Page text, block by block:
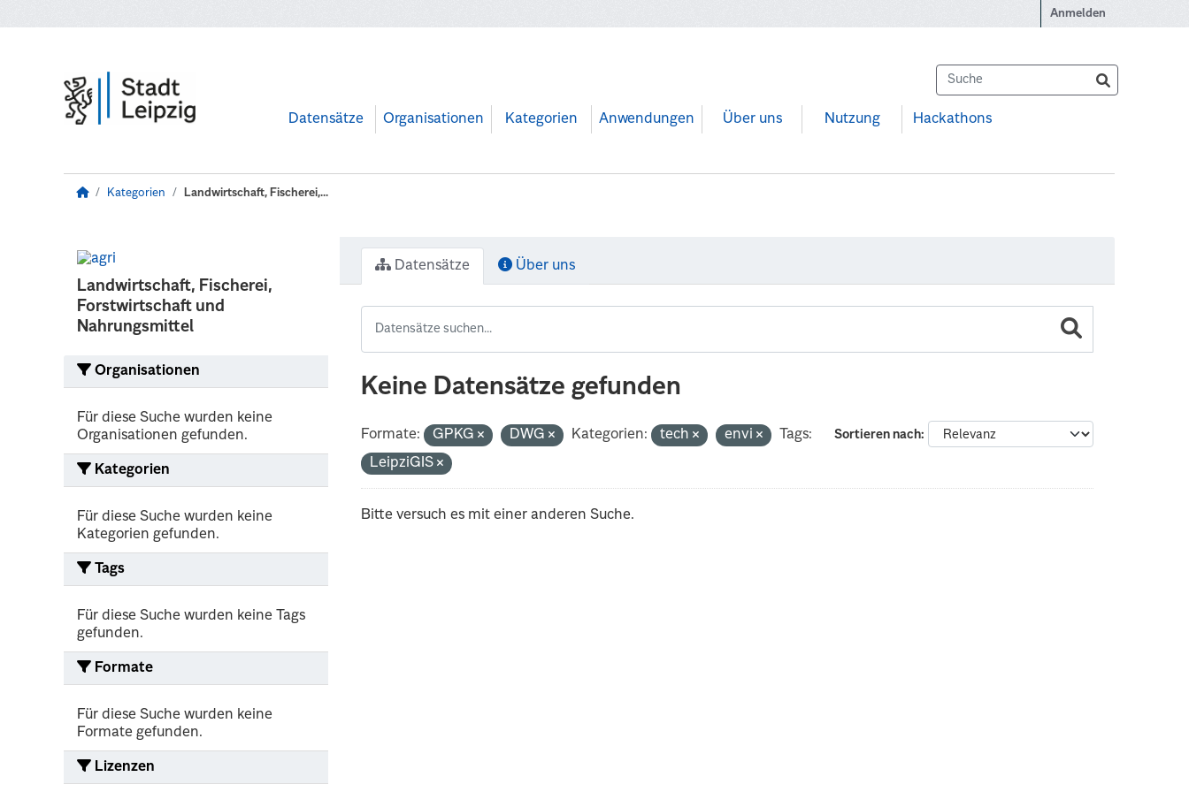
Anmelden
Datensätze Organisationen Kategorien Anwendungen Über uns Nutzung Hackathons
Kategorien Landwirtschaft, Fischerei,...
Landwirtschaft, Fischerei,
Forstwirtschaft und
Nahrungsmittel
Organisationen
Für diese Suche wurden keine
Organisationen gefunden.
Kategorien
Für diese Suche wurden keine
Kategorien gefunden.
Tags
Für diese Suche wurden keine Tags
gefunden.
Formate
Für diese Suche wurden keine
Formate gefunden.
Lizenzen
Datensätze Über uns
Keine Datensätze gefunden
Sortieren nach
Formate: GPKG DWG Kategorien: tech envi
Tags:
LeipziGIS
Bitte versuch es mit einer anderen Suche.